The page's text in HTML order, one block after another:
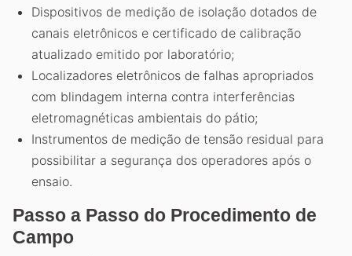
Dispositivos de medição de isolação dotados de
canais eletrônicos e certificado de calibração
atualizado emitido por laboratório;
Localizadores eletrônicos de falhas apropriados
com blindagem interna contra interferências
eletromagnéticas ambientais do pátio;
Instrumentos de medição de tensão residual para
possibilitar a segurança dos operadores após o
ensaio.
Passo a Passo do Procedimento de
Campo